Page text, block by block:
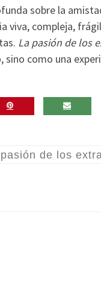
sobre la
viva, compleja,
La pasión de los
como una
de los